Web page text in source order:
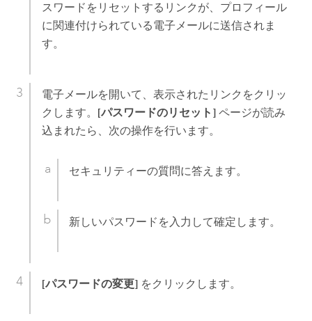
スワードをリセットするリンクが、プロフィール
に関連付けられている電子メールに送信されま
す。
電子メールを開いて、表示されたリンクをクリッ
クします。 [パスワードのリセット]ページが読み
込まれたら、次の操作を行います。
セキュリティーの質問に答えます。
新しいパスワードを入力して確定します。
[パスワードの変更]をクリックします。